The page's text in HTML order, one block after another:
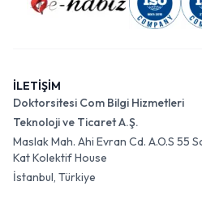
İLETİŞİM
Doktorsitesi Com Bilgi Hizmetleri
Teknoloji ve Ticaret A.Ş.
Maslak Mah. Ahi Evran Cd. A.O.S 55
Kat Kolektif House
İstanbul, Türkiye